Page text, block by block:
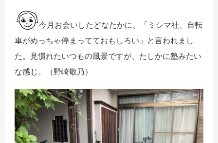
今月お会いしたどなたかに、「ミシマ社、 自転
車がめっちゃ停まってておもしろい」と言われまし
た。
見慣れたいつもの風景ですが、たしかに塾みたい
な感じ 。（野崎敬乃）